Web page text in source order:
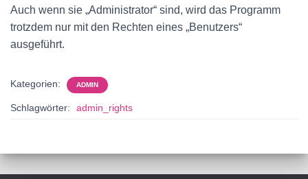
Auch wenn sie „Administrator“ sind, wird das Programm
trotzdem nur mit den Rechten eines „Benutzers“
ausgeführt.
Kategorien: ADMIN
Schlagwörter: admin_rights